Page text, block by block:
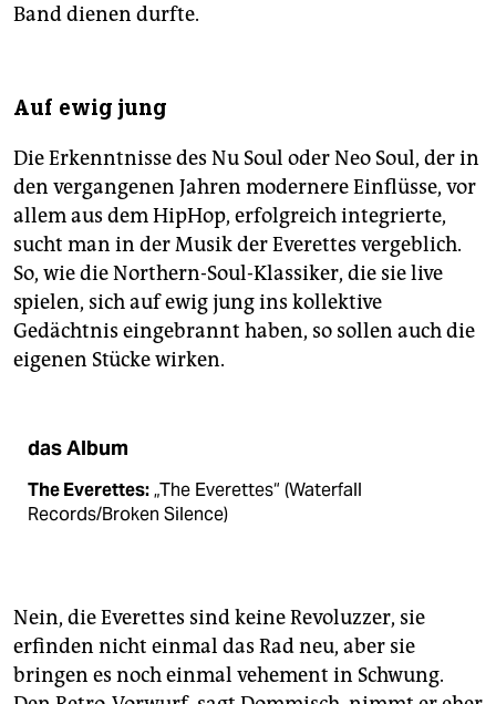
Band dienen durfte.
Auf ewig jung
Die Erkenntnisse des Nu Soul oder Neo Soul, der in
den vergangenen Jahren modernere Einflüsse, vor
allem aus dem HipHop, erfolgreich integrierte,
sucht man in der Musik der Everettes vergeblich.
So, wie die Northern-Soul-Klassiker, die sie live
spielen, sich auf ewig jung ins kollektive
Gedächtnis eingebrannt haben, so sollen auch die
eigenen Stücke wirken.
das Album
The Everettes:„The Everettes“ (Waterfall
Records/Broken Silence)
Nein, die Everettes sind keine Revoluzzer, sie
erfinden nicht einmal das Rad neu, aber sie
bringen es noch einmal vehement in Schwung.